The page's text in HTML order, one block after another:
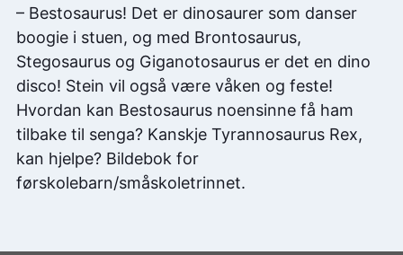
– Bestosaurus! Det er dinosaurer som danser
boogie i stuen, og med Brontosaurus,
Stegosaurus og Giganotosaurus er det en dino
disco! Stein vil også være våken og feste!
Hvordan kan Bestosaurus noensinne få ham
tilbake til senga? Kanskje Tyrannosaurus Rex,
kan hjelpe? Bildebok for
førskolebarn/småskoletrinnet.